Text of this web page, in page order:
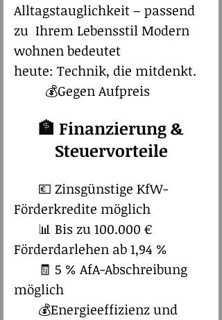
Alltagstauglichkeit – passend
zu Ihrem Lebensstil Modern
wohnen bedeutet
heute: Technik, die mitdenkt.
💰Gegen Aufpreis
🏦 Finanzierung &
Steuervorteile
💶 Zinsgünstige KfW-
Förderkredite möglich
📊 Bis zu 100.000 €
Förderdarlehen ab 1,94 %
🧾 5 % AfA-Abschreibung
möglich
💰Energieeffizienz und